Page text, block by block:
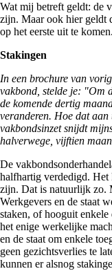
Wat mij betreft geldt: de
zijn. Maar ook hier geldt
op het eerste uit te komen.
Stakingen
In een brochure van
vakbond, stelde je: "Om
de komende dertig
veranderen. Hoe dat aan
vakbondsinzet snijdt
halverwege, vijftien
De
halfhartig verdedigd. Het
zijn. Dat is natuurlijk zo.
Werkgevers en de staat
staken, of hooguit
het enige werkelijke
en de staat om enkele
geen gezichtsverlies te
kunnen er alsnog